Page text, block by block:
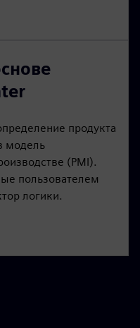
продукта
модель
(PMI).
пользователем
логики.